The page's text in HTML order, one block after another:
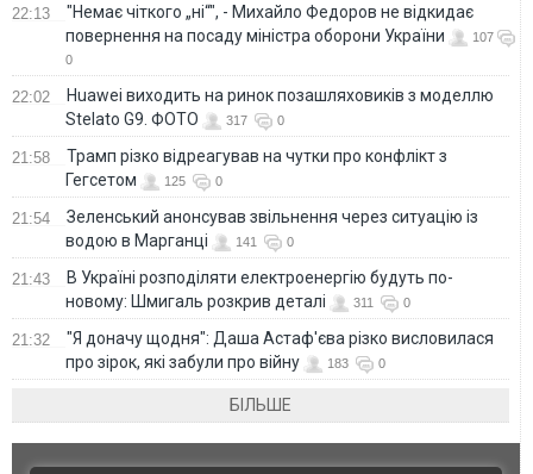
22:13
"Немає чіткого „ні“", - Михайло Федоров не відкидає
повернення на посаду міністра оборони України
107
0
22:02
Huawei виходить на ринок позашляховиків з моделлю
Stelato G9. ФОТО
317 0
21:58
Трамп різко відреагував на чутки про конфлікт з
Гегсетом
125 0
21:54
Зеленський анонсував звільнення через ситуацію із
водою в Марганці
141 0
21:43
В Україні розподіляти електроенергію будуть по-
новому: Шмигаль розкрив деталі
311 0
21:32
"Я доначу щодня": Даша Астаф'єва різко висловилася
про зірок, які забули про війну
183 0
БІЛЬШЕ